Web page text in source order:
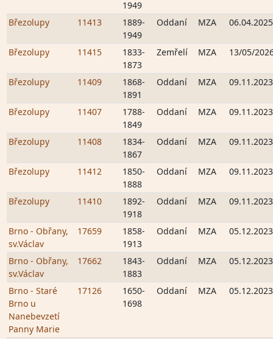
1949
Březolupy
11413
1889-
1949
Oddaní MZA 06.04.2025
Březolupy 11415
1833-
1873
Zemřelí MZA 13/05/
Březolupy 11409
1868-
1891
Oddaní MZA 09.11.2023
Březolupy 11407
1788-
1849
Oddaní MZA 09.11.2023
Březolupy 11408
1834-
1867
Oddaní MZA 09.11.2023
Březolupy 11412
1850-
1888
Oddaní MZA 09.11.2023
Březolupy 11410
1892-
1918
Oddaní MZA 09.11.2023
Brno - Obřany,
sv.Václav
17659
1858-
1913
Oddaní MZA 05.12.2023
Brno - Obřany,
sv.Václav
17662
1843-
1883
Oddaní MZA 05.12.2023
Brno - Staré
Brno u
Nanebevzetí
Panny Marie
17126
1650-
1698
Oddaní MZA 05.12.2023